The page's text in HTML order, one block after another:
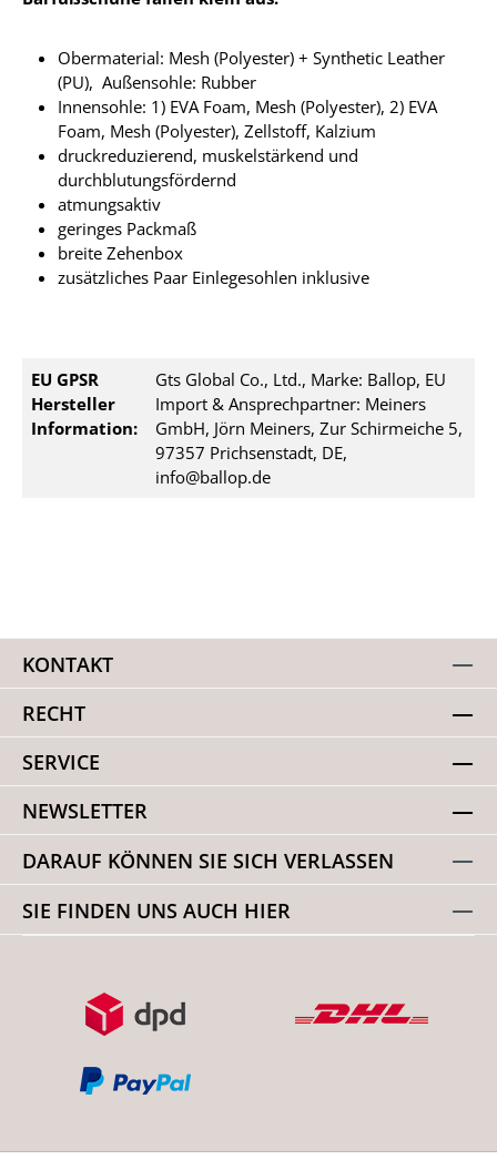
Obermaterial: Mesh (Polyester) + Synthetic Leather
(PU), Außensohle: Rubber
Innensohle: 1) EVA Foam, Mesh (Polyester), 2) EVA
Foam, Mesh (Polyester), Zellstoff, Kalzium
druckreduzierend, muskelstärkend und
durchblutungsfördernd
atmungsaktiv
geringes Packmaß
breite Zehenbox
zusätzliches Paar Einlegesohlen inklusive
EU GPSR
Hersteller
Information:
Gts Global Co., Ltd., Marke: Ballop, EU
Import & Ansprechpartner: Meiners
GmbH, Jörn Meiners, Zur Schirmeiche 5,
97357 Prichsenstadt, DE,
info@ballop.de
KONTAKT
RECHT
SERVICE
NEWSLETTER
DARAUF KÖNNEN SIE SICH VERLASSEN
SIE FINDEN UNS AUCH HIER